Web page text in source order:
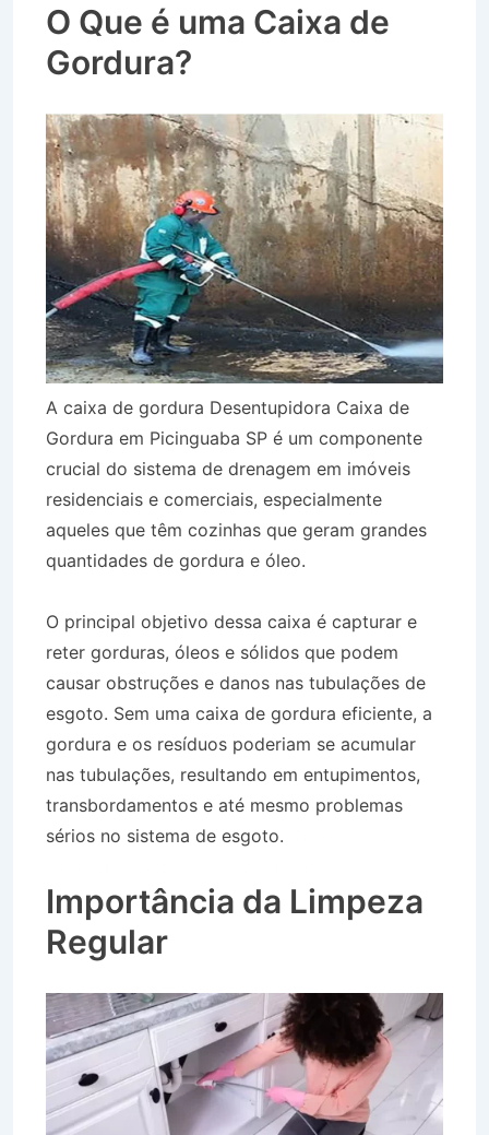
O Que é uma Caixa de
Gordura?
A caixa de gordura Desentupidora Caixa de
Gordura em Picinguaba SP é um componente
crucial do sistema de drenagem em imóveis
residenciais e comerciais, especialmente
aqueles que têm cozinhas que geram grandes
quantidades de gordura e óleo.
O principal objetivo dessa caixa é capturar e
reter gorduras, óleos e sólidos que podem
causar obstruções e danos nas tubulações de
esgoto. Sem uma caixa de gordura eficiente, a
gordura e os resíduos poderiam se acumular
nas tubulações, resultando em entupimentos,
transbordamentos e até mesmo problemas
sérios no sistema de esgoto.
Importância da Limpeza
Regular